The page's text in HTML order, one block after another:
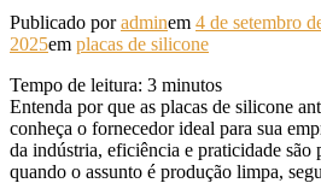
Publicado poradminem 4 de setembro
2025em placas de silicone
Tempo de leitura: 3 minutos
Entenda por que as placas de silicone
conheça o fornecedor ideal para sua
da indústria, eficiência e praticidade são
quando o assunto é produção limpa,